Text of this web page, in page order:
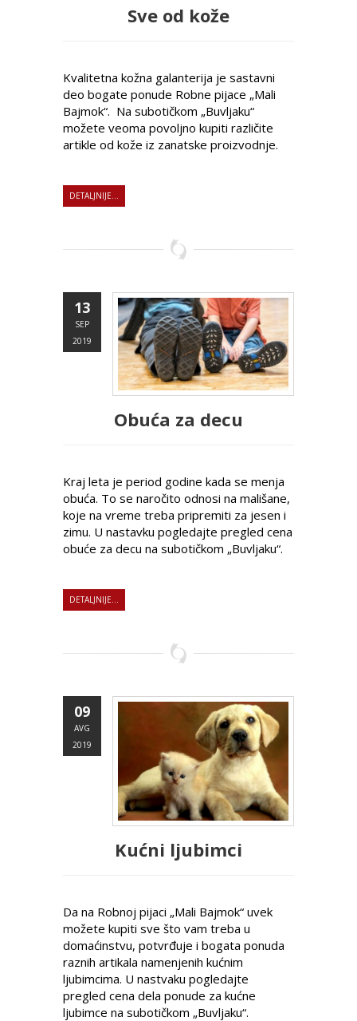
Sve od kože
Kvalitetna kožna galanterija je sastavni
deo bogate ponude Robne pijace „Mali
Bajmok“. Na subotičkom „Buvljaku“
možete veoma povoljno kupiti različite
artikle od kože iz zanatske proizvodnje.
DETALJNIJE...
13
SEP
2019
Obuća za decu
Kraj leta je period godine kada se menja
obuća. To se naročito odnosi na mališane,
koje na vreme treba pripremiti za jesen i
zimu. U nastavku pogledajte pregled cena
obuće za decu na subotičkom „Buvljaku“.
DETALJNIJE...
09
AVG
2019
Kućni ljubimci
Da na Robnoj pijaci „Mali Bajmok“ uvek
možete kupiti sve što vam treba u
domaćinstvu, potvrđuje i bogata ponuda
raznih artikala namenjenih kućnim
ljubimcima. U nastvaku pogledajte
pregled cena dela ponude za kućne
ljubimce na subotičkom „Buvljaku“.